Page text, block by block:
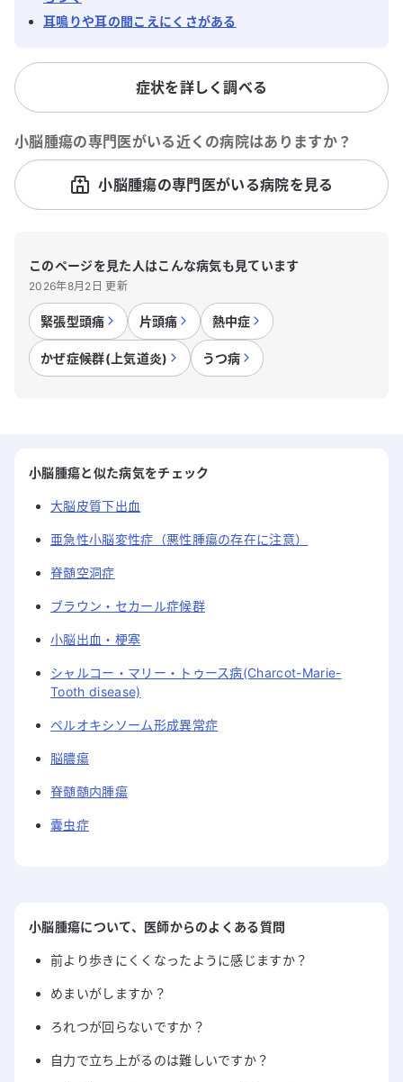
耳鳴りや耳の聞こえにくさがある
症状を詳しく調べる
小脳腫瘍の専門医がいる近くの病院はありますか？
小脳腫瘍の専門医がいる病院を見る
このページを見た人はこんな病気も見ています
2026年8月2日 更新
緊張型頭痛 片頭痛 熱中症
かぜ症候群(上気道炎) うつ病
小脳腫瘍と似た病気をチェック
大脳皮質下出血
亜急性小脳変性症（悪性腫瘍の存在に注意）
脊髄空洞症
ブラウン・セカール症候群
小脳出血・梗塞
シャルコー・マリー・トゥース病(Charcot-Marie-
Tooth disease)
ペルオキシソーム形成異常症
脳膿瘍
脊髄髄内腫瘍
囊虫症
小脳腫瘍について、医師からのよくある質問
前より歩きにくくなったように感じますか？
めまいがしますか？
ろれつが回らないですか？
自力で立ち上がるのは難しいですか？